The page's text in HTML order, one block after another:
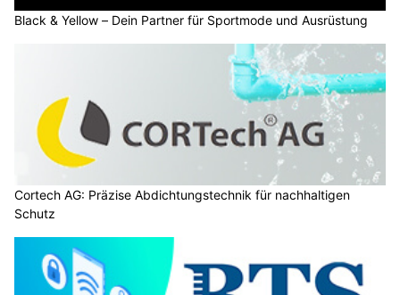
Black & Yellow – Dein Partner für Sportmode und Ausrüstung
Cortech AG: Präzise Abdichtungstechnik für nachhaltigen
Schutz